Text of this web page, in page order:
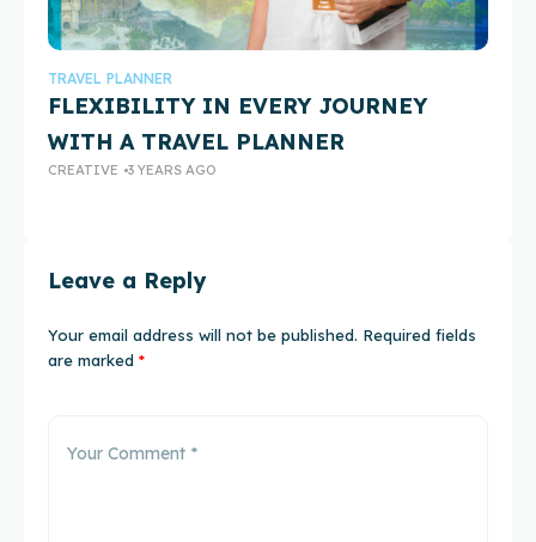
TRAVEL PLANNER
FLEXIBILITY IN EVERY JOURNEY
WITH A TRAVEL PLANNER
CREATIVE 3 YEARS AGO
Leave a Reply
Your email address will not be published. Required fields
are marked *